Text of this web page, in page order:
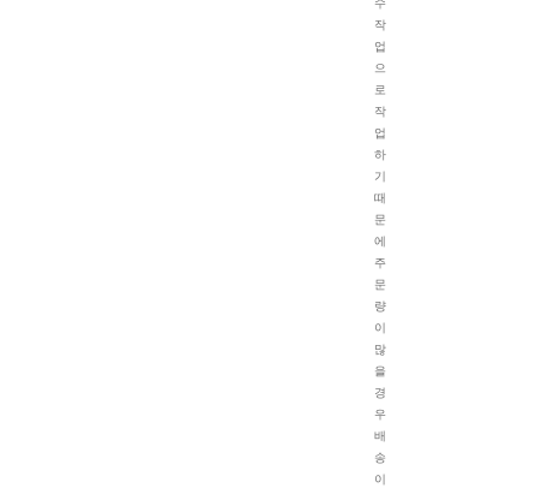
수
작
업
으
로
작
업
하
기
때
문
에
주
문
량
이
많
을
경
우
배
송
이